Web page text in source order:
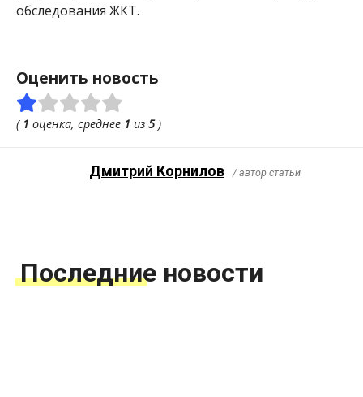
обследования ЖКТ.
Оценить новость
( 1 оценка, среднее 1 из 5)
Дмитрий Корнилов / автор статьи
Последние новости